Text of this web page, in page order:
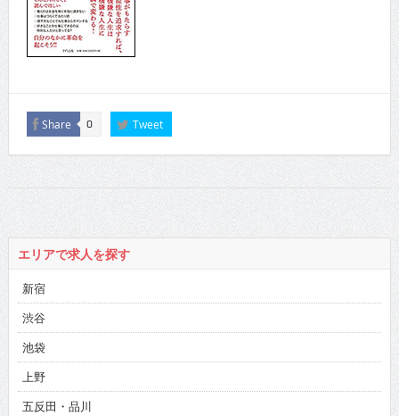
Share 0 Tweet
エリアで求人を探す
新宿
渋谷
池袋
上野
五反田・品川